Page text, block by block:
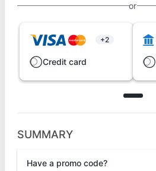
or
+2
Credit card
SUMMARY
Have a promo code?